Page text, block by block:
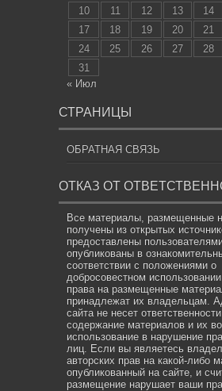
10
11 12 13 14
17
18 19 20 21
24
25 26 27 28
31
« Июл
СТРАНИЦЫ
ОБРАТНАЯ СВЯЗЬ
ОТКАЗ ОТ
Все материалы, размещенные
получены из открытых
предоставлены
опубликованы в
соответствии с положениями о
добросовестном
права на размещенные
принадлежат их владельцам.
сайта не несет
содержание материалов и их
использование в нарушение
лиц. Если вы являетесь
авторских прав на какой-либо
опубликованный на сайте, и
размещение нарушает ваши